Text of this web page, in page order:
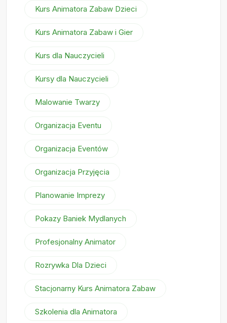
Kurs Animatora Zabaw Dzieci
Kurs Animatora Zabaw i Gier
Kurs dla Nauczycieli
Kursy dla Nauczycieli
Malowanie Twarzy
Organizacja Eventu
Organizacja Eventów
Organizacja Przyjęcia
Planowanie Imprezy
Pokazy Baniek Mydlanych
Profesjonalny Animator
Rozrywka Dla Dzieci
Stacjonarny Kurs Animatora Zabaw
Szkolenia dla Animatora